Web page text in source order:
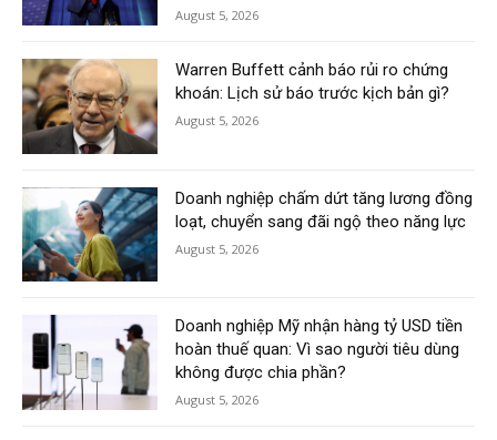
August 5, 2026
Warren Buffett cảnh báo rủi ro chứng
khoán: Lịch sử báo trước kịch bản gì?
August 5, 2026
Doanh nghiệp chấm dứt tăng lương đồng
loạt, chuyển sang đãi ngộ theo năng lực
August 5, 2026
Doanh nghiệp Mỹ nhận hàng tỷ USD tiền
hoàn thuế quan: Vì sao người tiêu dùng
không được chia phần?
August 5, 2026